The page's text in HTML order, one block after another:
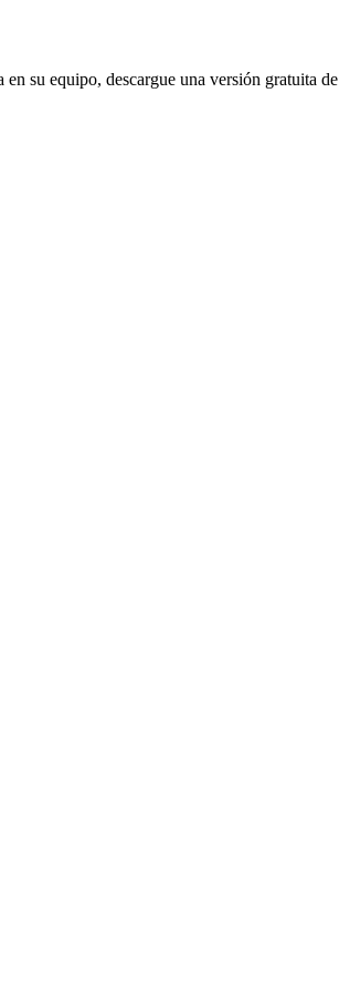
su equipo, descargue una versión gratuita de